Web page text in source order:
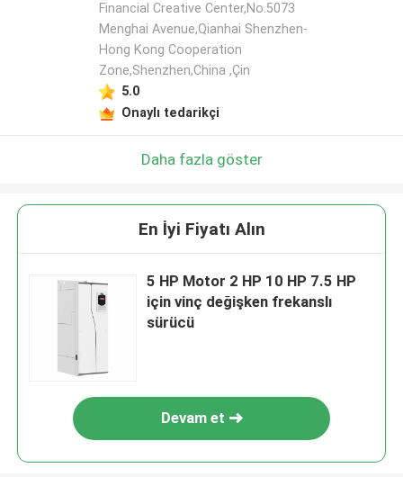
Financial Creative Center,No.5073
Menghai Avenue,Qianhai Shenzhen-
Hong Kong Cooperation
Zone,Shenzhen,China ,Çin
5.0
Onaylı tedarikçi
Daha fazla göster
En İyi Fiyatı Alın
5 HP Motor 2 HP 10 HP 7.5 HP
için vinç değişken frekanslı
sürücü
Devam et